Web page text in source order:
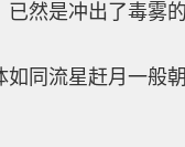
然是冲出了毒雾的
同流星赶月一般